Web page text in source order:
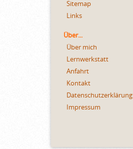
Sitemap
Links
Über...
Über mich
Lernwerkstatt
Anfahrt
Kontakt
Datenschutzerklärung
Impressum